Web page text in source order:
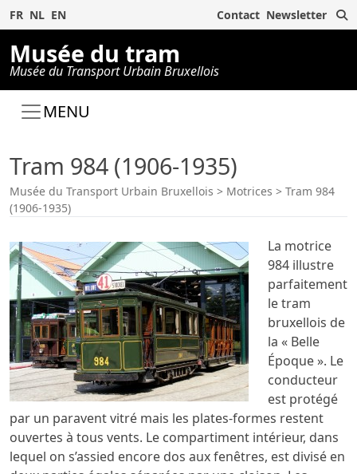
FR NL EN Contact Newsletter
Musée du tram
Musée du Transport Urbain Bruxellois
MENU
Tram 984 (1906-1935)
Musée du Transport Urbain Bruxellois > Motrices > Tram 984
(1906-1935)
La motrice
984 illustre
parfaitement
le tram
bruxellois de
la « Belle
Époque ». Le
conducteur
est protégé
par un paravent vitré mais les plates-formes restent
ouvertes à tous vents. Le compartiment intérieur, dans
lequel on s’assied encore dos aux fenêtres, est divisé en